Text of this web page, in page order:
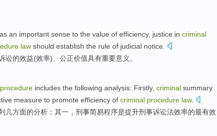
an important sense to the value of efficiency, justice in criminal
law should establish the rule of judicial notice.
讼的效益(效率)、 公正价值具有重要意义。
procedure includes the following analysis: Firstly, criminal summary
measure to promote efficiency of criminal procedure law.
几方面的分析 ： 其一 ，刑事简易程序是提升刑事诉讼法效率的最有效